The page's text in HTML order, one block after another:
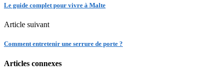
Le guide complet pour vivre à Malte
Article suivant
Comment entretenir une serrure de porte ?
Articles connexes